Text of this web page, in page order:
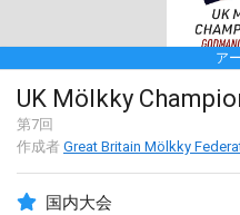
ア
UK Mölkky
第7回
作成者 Great Britain Mölkky
国内大会
フラン
Open de Boulay
2026年1月17日|フラン
Concours de
2026年1月18日|ベルギ